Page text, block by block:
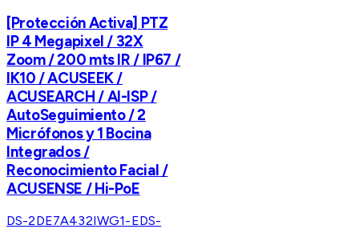
[Protección Activa] PTZ
IP 4 Megapixel / 32X
Zoom / 200 mts IR / IP67 /
IK10 / ACUSEEK /
ACUSEARCH / AI-ISP /
AutoSeguimiento / 2
Micrófonos y 1 Bocina
Integrados /
Reconocimiento Facial /
ACUSENSE / Hi-PoE
DS-2DE7A432IWG1-EDS-